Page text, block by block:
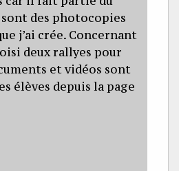
des photocopies
j’ai crée. Concernant
deux rallyes pour
et vidéos sont
élèves depuis la page